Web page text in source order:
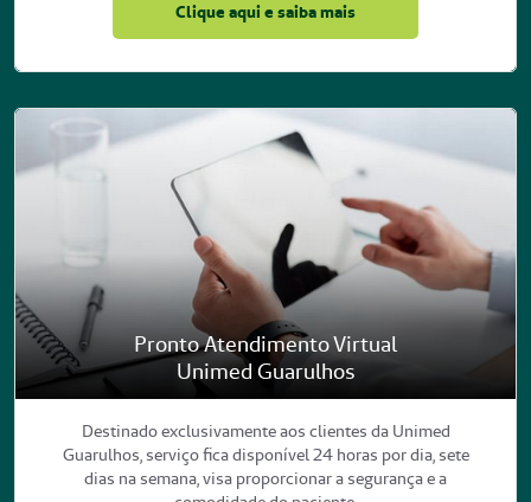
Clique aqui e saiba mais
Pronto Atendimento Virtual
Unimed Guarulhos
Destinado exclusivamente aos clientes da Unimed
Guarulhos, serviço fica disponível 24 horas por dia, sete
dias na semana, visa proporcionar a segurança e a